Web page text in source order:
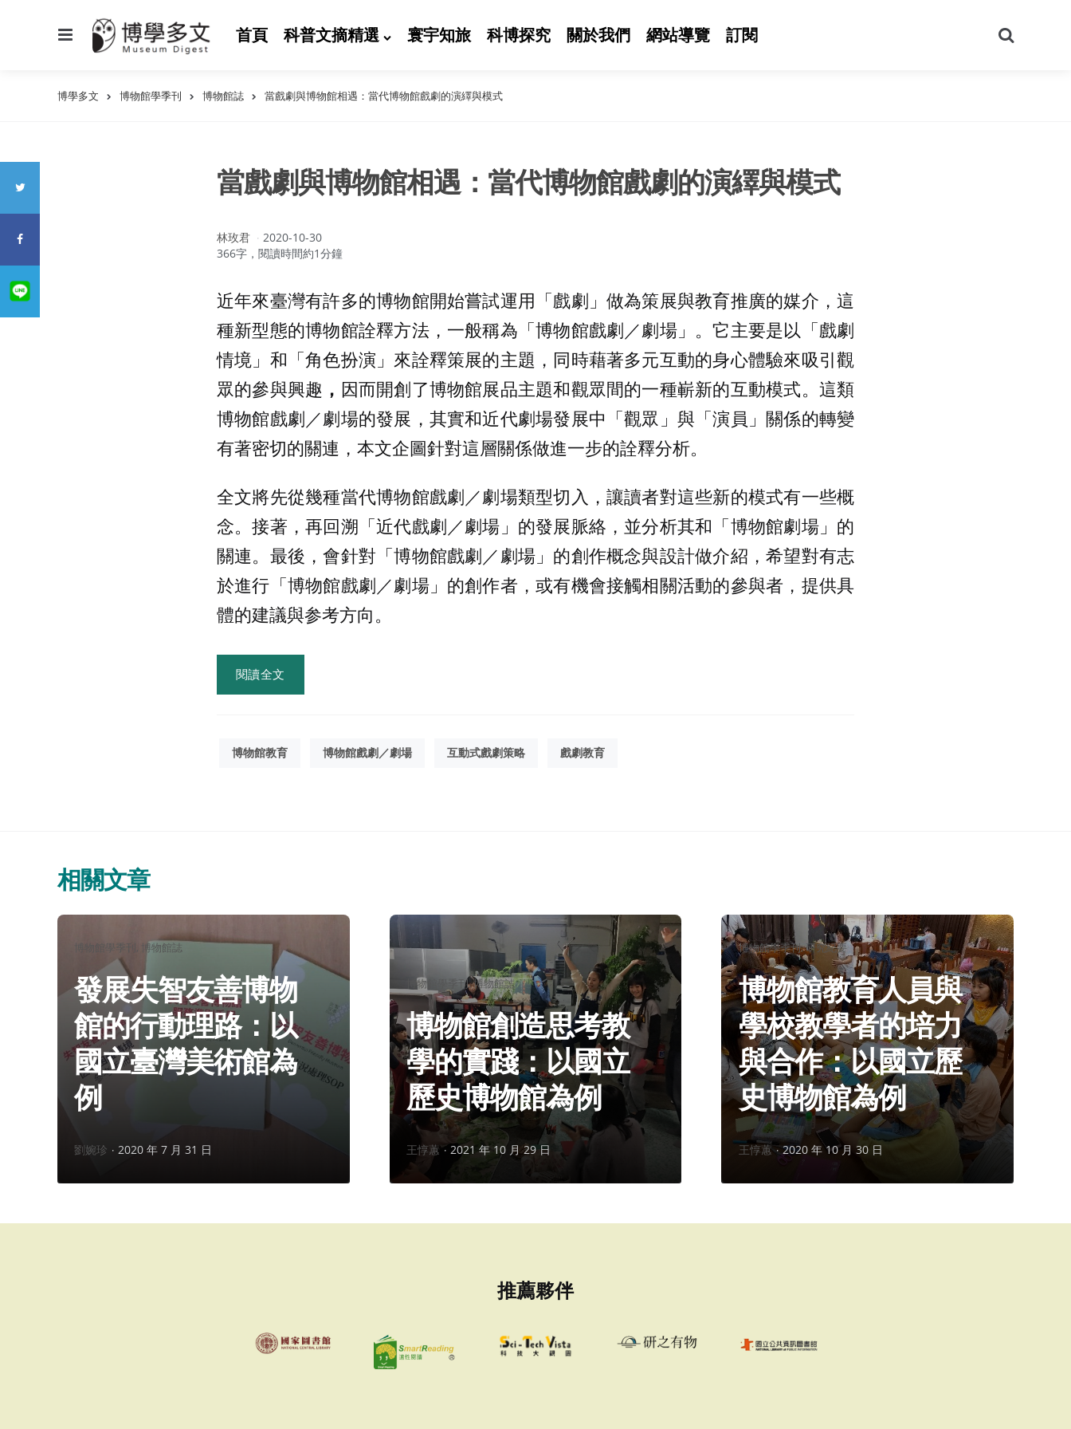
首頁 科普文摘精選 寰宇知旅 科博探究 關於我們 網站導覽 訂閱
尋
博學多文 博物館學季刊 博物館誌 當戲劇與博物館相遇：當代博物館戲劇的演繹與模式
當戲劇與博物館相遇：當代博物館戲劇的演繹與模式
作
者：
林玫君
2020-10-30
366字，閱讀時間約1分鐘
近年來臺灣有許多的博物館開始嘗試運用「戲劇」做為策展與教育推廣的媒介，這
種新型態的博物館詮釋方法，一般稱為「博物館戲劇／劇場」。它主要是以「戲劇
情境」和「角色扮演」來詮釋策展的主題，同時藉著多元互動的身心體驗來吸引觀
眾的參與興趣 ， 因而開創了博物館展品主題和觀眾間的一種嶄新的互動模式。這類
博物館戲劇／劇場的發展，其實和近代劇場發展中「觀眾」與「演員」關係的轉變
有著密切的關連，本文企圖針對這層關係做進一步的詮釋分析。
全文將先從幾種當代博物館戲劇／劇場類型切入，讓讀者對這些新的模式有一些概
念。接著，再回溯「近代戲劇／劇場」的發展脈絡，並分析其和「博物館劇場」的
關連。最後，會針對「博物館戲劇／劇場」的創作概念與設計做介紹，希望對有志
於進行「博物館戲劇／劇場」的創作者，或有機會接觸相關活動的參與者，提供具
體的建議與参考方向。
閱讀全文
博物館教育 博物館戲劇／劇場 互動式戲劇策略 戲劇教育
相關文章
分博物館學季刊 博物館誌
發展失智友善博物
館的行動理路：以
國立臺灣美術館為
例
作
劉婉珍 2020 年 7 月 31 日
類：
博物館學季刊 博物館誌
博物館創造思考教
學的實踐：以國立
歷史博物館為例
作
者：
王惇蕙 2021 年 10 月 29 日
分
類：
博物館學季刊 研究紀要
博物館教育人員與
學校教學者的培力
與合作：以國立歷
史博物館為例
作
王惇蕙 2020 年 10 月 30 日
推薦夥伴